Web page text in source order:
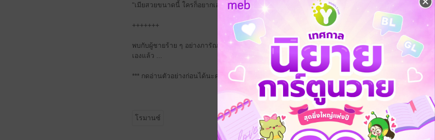
"เมียสวยขนาดนี้ ใครก็อยากเอาทั้งนั้นแหละครับ!"
+++++++
พบกับผู้ชายร้าย ๆ อย่างภารัณ ญาติผู้พี่ของภวินท์จากเรื่อง มิอาจฝืนรัก ที่ทั้งคู่เขม่นกันมาตั้งแต่เรื่องก่อนแ
เองแล้ว ...
*** กดอ่านตัวอย่างก่อนได้นะคะ ถ้าชอบ ถ้าใช่ ก็โหลดเลยค่า ***
โรมานซ์